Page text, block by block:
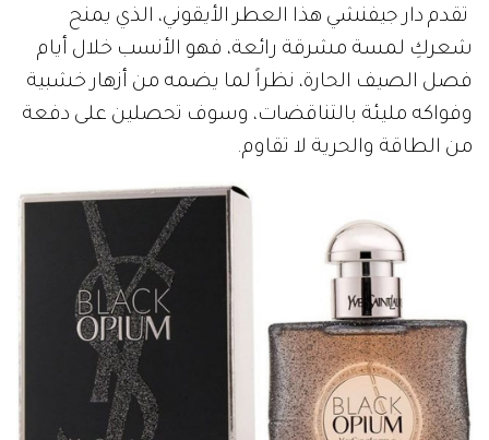
تقدم دار جيفنشي هذا العطر الأيقوني، الذي يمنح
شعركِ لمسة مشرقة رائعة، فهو الأنسب خلال أيام
فصل الصيف الحارة، نظراً لما يضمه من أزهار خشبية
وفواكه مليئة بالتناقضات، وسوف تحصلين على دفعة
من الطاقة والحرية لا تقاوم.